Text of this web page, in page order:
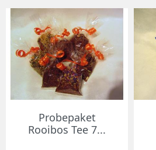
Probepaket
Rooibos Tee 7...